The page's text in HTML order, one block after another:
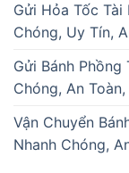
Gửi Hỏa Tốc
Chóng, Uy Tín,
Gửi Bánh
Chóng, An
Vận Chuyển
Nhanh Chóng,